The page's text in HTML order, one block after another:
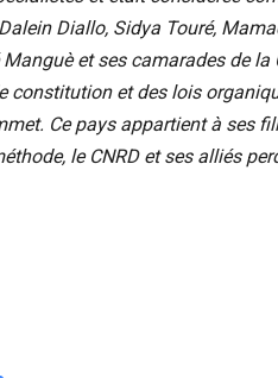
Diallo, Sidya Touré,
et ses camarades de
constitution et des lois
Ce pays appartient à ses
le CNRD et ses alliés